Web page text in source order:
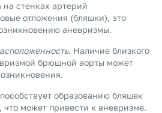
на стенках артерий
отложения (бляшки), это
аневризмы.
Наличие близкого
брюшной аорты может
образованию бляшек
что может привести к аневризме.